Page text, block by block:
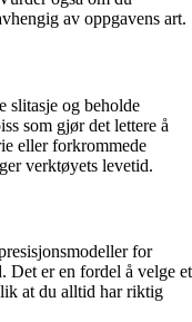
av oppgavens art.
slitasje og beholde
som gjør det lettere å
eller forkrommede
verktøyets levetid.
for
Det er en fordel å velge et
at du alltid har riktig